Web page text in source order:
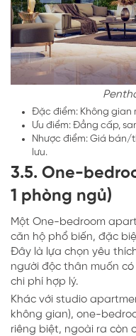
Đặc điểm: Không gian
Ưu điểm: Đẳng cấp,
Nhược điểm: Giá bán/
lưu.
3.5. One-
1 phòng ngủ)
Một One-bedroom
căn hộ phổ biến, đặc
Đây là lựa chọn yêu
người độc thân muốn
chi phí hợp lý.
Khác với studio
không gian), one-
riêng biệt, ngoài ra còn